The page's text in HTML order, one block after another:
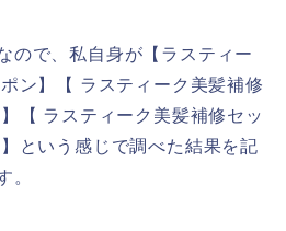
ので、私自身が【ラスティー
ン】【 ラスティーク美髪補修
【 ラスティーク美髪補修セッ
という感じで調べた結果を記
。